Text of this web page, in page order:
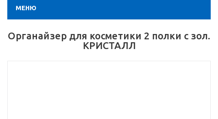
МЕНЮ
Органайзер для косметики 2 полки с зол.
КРИСТАЛЛ